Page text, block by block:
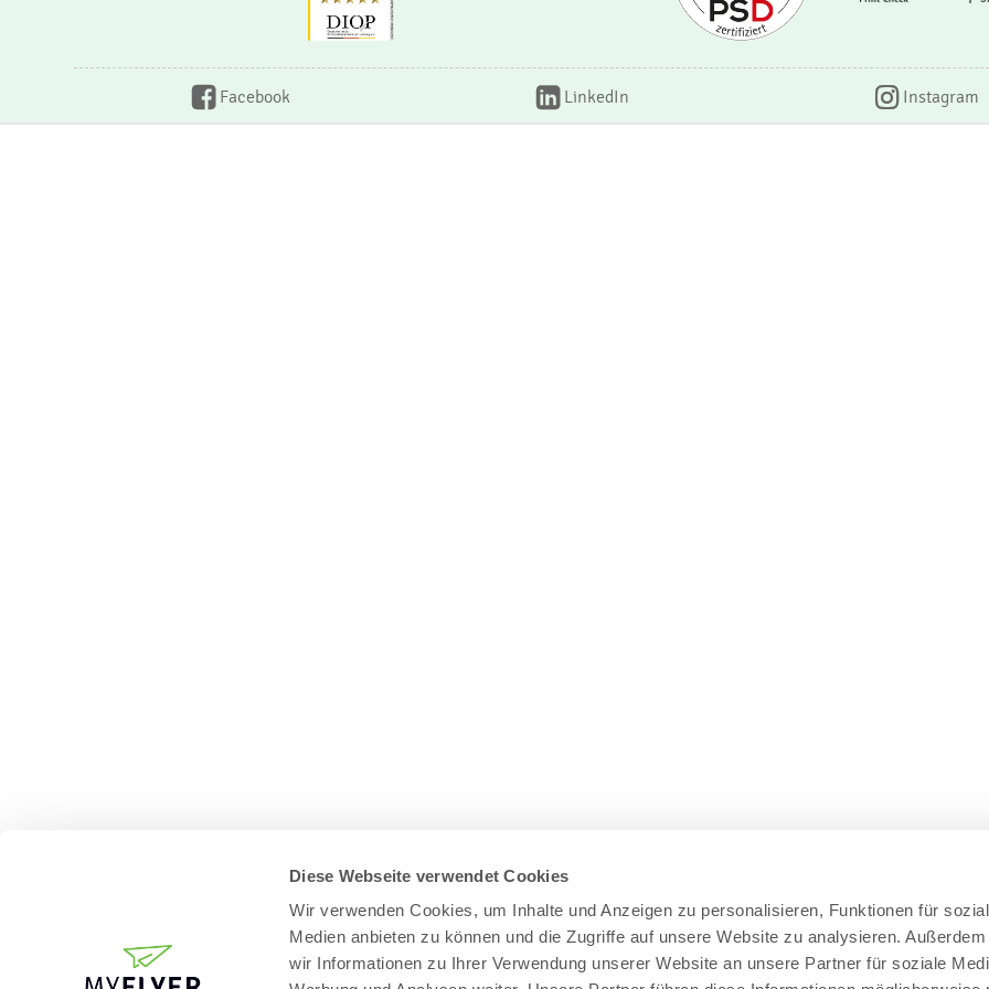
Diese Webseite verwendet Cookies
Wir verwenden Cookies, um Inhalte und Anzeigen zu personalisieren, Funktionen für
Medien anbieten zu können und die Zugriffe auf unsere Website zu analysieren. Außerdem
wir Informationen zu Ihrer Verwendung unserer Website an unsere Partner für soziale
Facebook LinkedIn Instagram